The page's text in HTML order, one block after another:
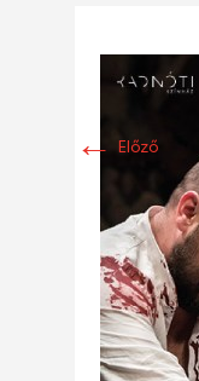
← Előző